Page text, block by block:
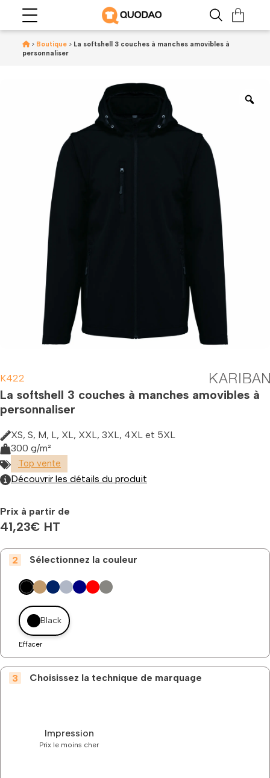
> Boutique > La softshell 3 couches à manches amovibles à
personnaliser
K422
La softshell 3 couches à manches amovibles à
personnaliser
XS, S, M, L, XL, XXL, 3XL, 4XL et 5XL
300 g/m²
Top vente
Découvrir les détails du produit
Prix à partir de
41,23€ HT
Sélectionnez la couleur
Black
Effacer
Choisissez la technique de marquage
Impression
Prix le moins cher